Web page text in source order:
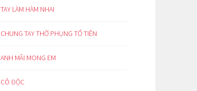
TAY LÀM HÀM NHAI
CHUNG TAY THỜ PHỤNG TỔ TIÊN
ANH MÃI MONG EM
CÔ ĐỘC